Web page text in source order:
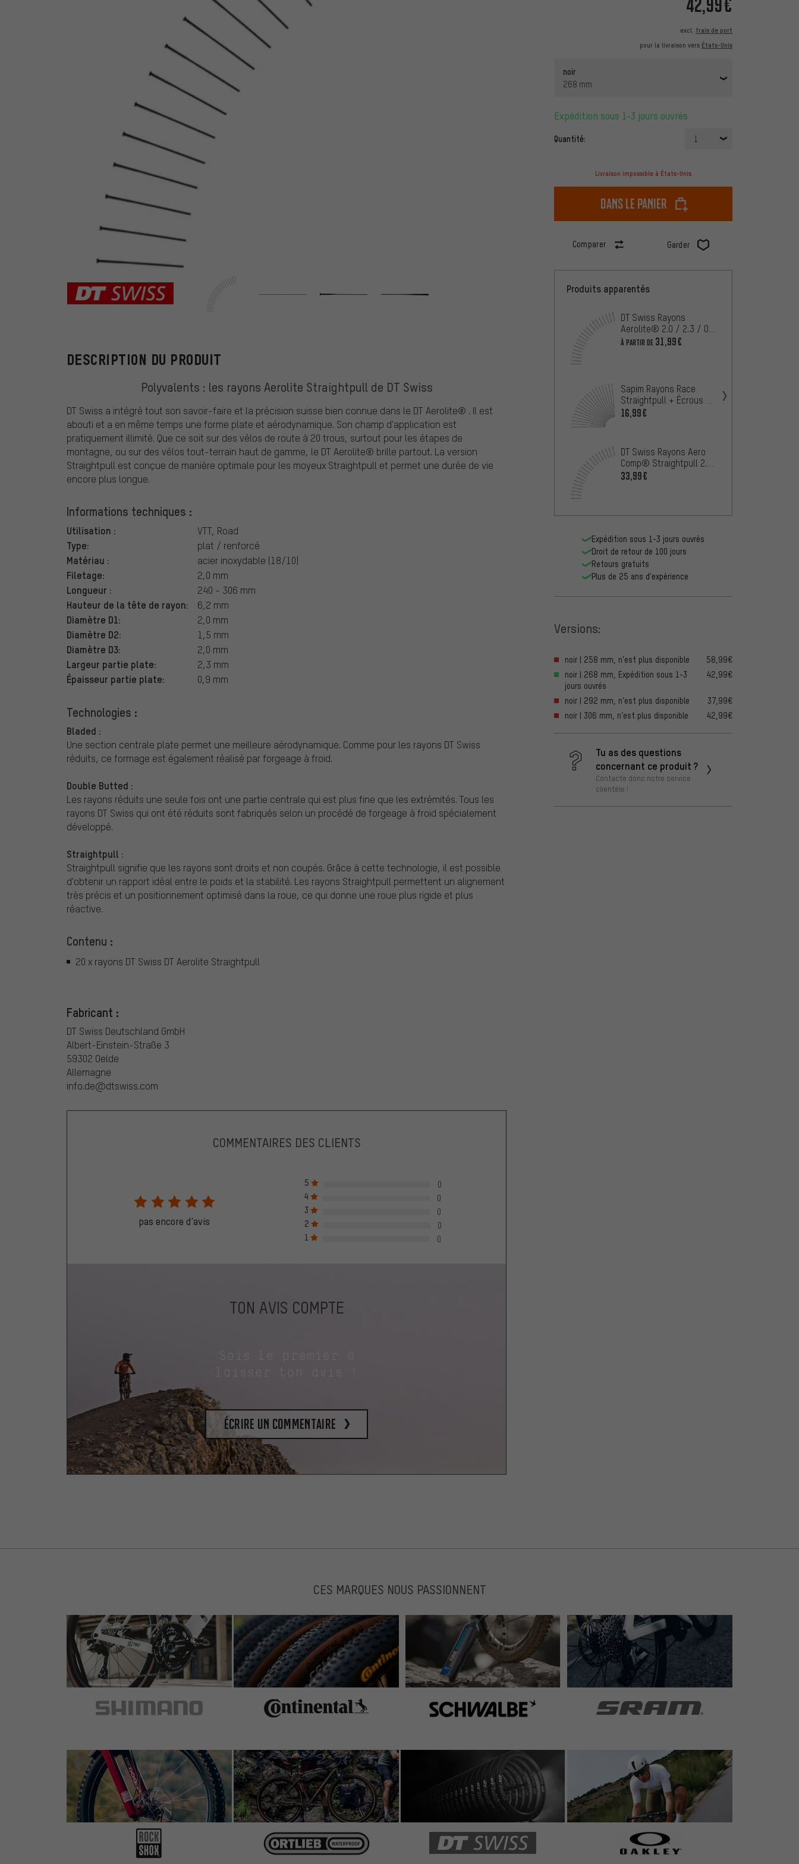
excl. frais de port
pour la livraison vers États-Unis
noir
268 mm
Expédition sous 1-3 jours ouvrés
Quantité: 1
Livraison impossible à États-Unis
dans le panier
Comparer Garder
DT Swiss
DESCRIPTION DU PRODUIT
Polyvalents : les rayons Aerolite Straightpull de DT Swiss
DT Swiss a intégré tout son savoir-faire et la précision suisse bien connue dans le DT Aerolite® . Il est
abouti et a en même temps une forme plate et aérodynamique. Son champ d'application est
pratiquement illimité. Que ce soit sur des vélos de route à 20 trous, surtout pour les étapes de
montagne, ou sur des vélos tout-terrain haut de gamme, le DT Aerolite® brille partout. La version
Straightpull est conçue de manière optimale pour les moyeux Straightpull et permet une durée de vie
encore plus longue.
Informations techniques :
Utilisation : VTT, Road
Type: plat / renforcé
Matériau : acier inoxydable (18/10)
Filetage: 2,0 mm
Longueur : 240 - 306 mm
Hauteur de la tête de rayon: 6,2 mm
Diamètre D1: 2,0 mm
Diamètre D2: 1,5 mm
Diamètre D3: 2,0 mm
Largeur partie plate: 2,3 mm
Épaisseur partie plate: 0,9 mm
Technologies :
Bladed :
Une section centrale plate permet une meilleure aérodynamique. Comme pour les rayons DT Swiss
réduits, ce formage est également réalisé par forgeage à froid.
Double Butted :
Les rayons réduits une seule fois ont une partie centrale qui est plus fine que les extrémités. Tous les
rayons DT Swiss qui ont été réduits sont fabriqués selon un procédé de forgeage à froid spécialement
développé.
Straightpull :
Straightpull signifie que les rayons sont droits et non coupés. Grâce à cette technologie, il est possible
d'obtenir un rapport idéal entre le poids et la stabilité. Les rayons Straightpull permettent un alignement
très précis et un positionnement optimisé dans la roue, ce qui donne une roue plus rigide et plus
réactive.
Contenu :
20 x rayons DT Swiss DT Aerolite Straightpull
Fabricant :
DT Swiss Deutschland GmbH
Albert-Einstein-Straße 3
59302 Oelde
Allemagne
info.de@dtswiss.com
Produits apparentés
DT Swiss Rayons
Aerolite® 2.0 / 2.3 / 0.9
- 20 pièces
À PARTIR DE 31,99€
Sapim Rayons Race
Straightpull + Écrous -
20 pièces
16,99€
DT Swiss Rayons Aero
Comp® Straightpull 2.0
/ 2.3 / 1.2 - 20 pièces
33,99€
Expédition sous 1-3 jours ouvrés
Droit de retour de 100 jours
Retours gratuits
Plus de 25 ans d'expérience
Versions:
noir | 258 mm, n’est plus disponible
58,99€
noir | 268 mm, Expédition sous 1-3
jours ouvrés
42,99€
noir | 292 mm, n’est plus disponible
37,99€
noir | 306 mm, n’est plus disponible
42,99€
Tu as des questions
concernant ce produit ?
Contacte donc notre service
clientèle !
COMMENTAIRES DES CLIENTS
pas encore d'avis
5
0
4
0
3
0
2
0
1
0
TON AVIS COMPTE
laisser ton avis !
Écrire un commentaire
CES MARQUES NOUS PASSIONNENT